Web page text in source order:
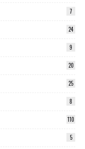
7
24
9
20
25
8
110
5